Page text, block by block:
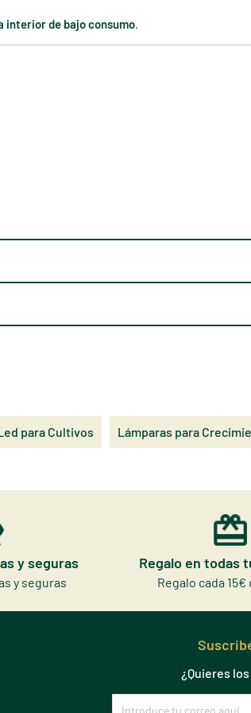
interior de bajo consumo.
para Cultivos Lámparas para
y seguras
y seguras
Regalo en todas
Regalo cada
¿Quieres